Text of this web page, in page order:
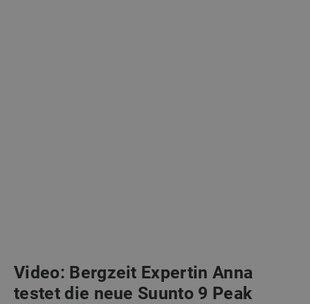
Video: Bergzeit Expertin Anna
testet die neue Suunto 9 Peak